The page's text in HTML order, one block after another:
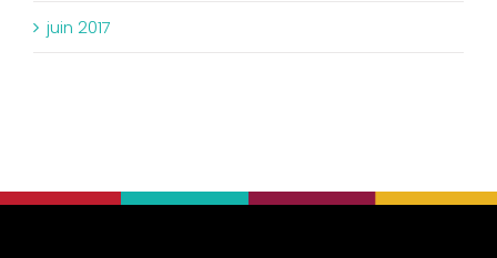
juin 2017